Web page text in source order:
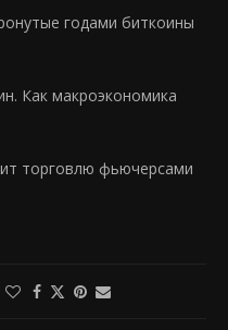
годами биткоины
Как макроэкономика
торговлю фьючерсами